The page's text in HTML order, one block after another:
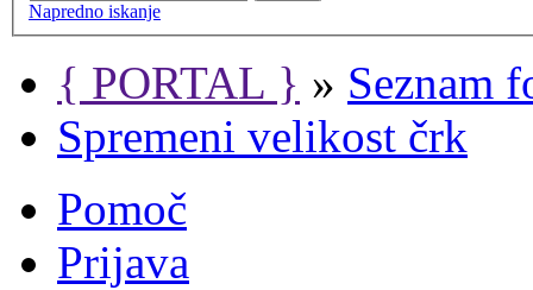
Napredno iskanje
{ PORTAL } » Seznam
Spremeni velikost črk
Pomoč
Prijava